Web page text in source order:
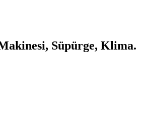
Süpürge, Klima.